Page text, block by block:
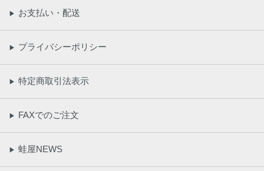
▶ お支払い・配送
▶ プライバシーポリシー
▶ 特定商取引法表示
▶ FAXでのご注文
▶ 蛙屋NEWS